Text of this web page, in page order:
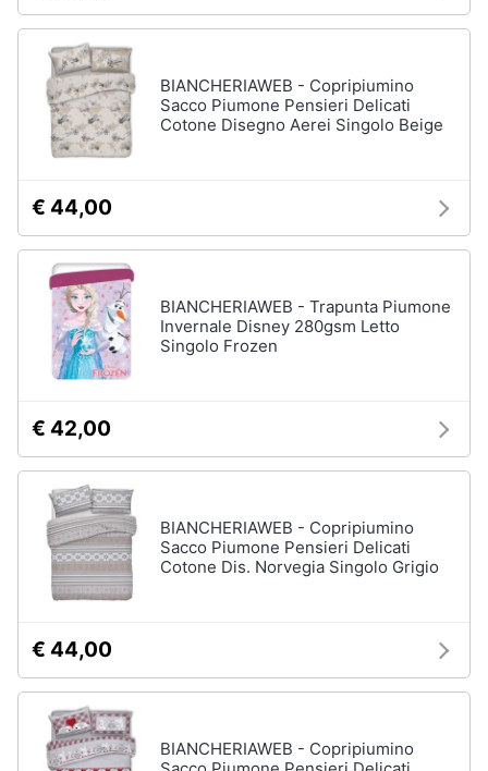
BIANCHERIAWEB - Copripiumino
Sacco Piumone Pensieri Delicati
Cotone Disegno Aerei Singolo Beige
€ 44,00
BIANCHERIAWEB - Trapunta Piumone
Invernale Disney 280gsm Letto
Singolo Frozen
€ 42,00
BIANCHERIAWEB - Copripiumino
Sacco Piumone Pensieri Delicati
Cotone Dis. Norvegia Singolo Grigio
€ 44,00
BIANCHERIAWEB - Copripiumino